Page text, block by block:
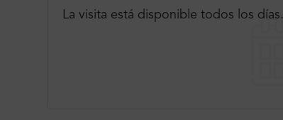
La visita está disponible todos los días.